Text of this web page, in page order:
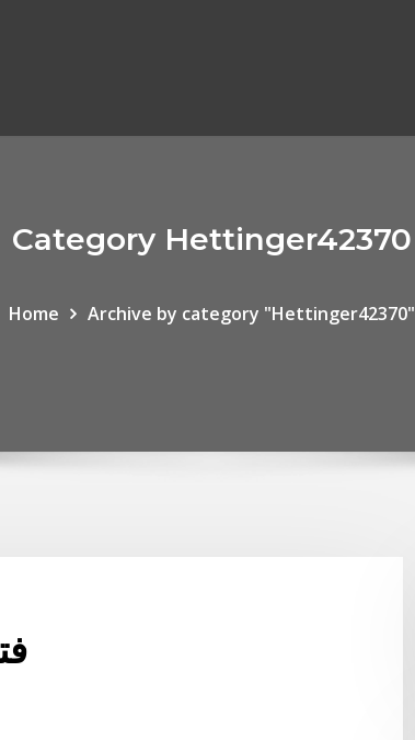
Category Hettinger42370
Home Archive by category "Hettinger42370"